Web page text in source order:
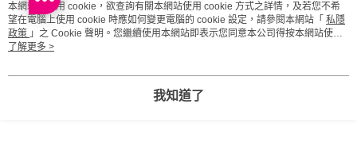
熱門標籤
熱銷排行
本網站中使用 cookie，欲查詢有關本網站使用 cookie 方式之詳情，及若您不希
望在電腦上使用 cookie 時應如何變更電腦的 cookie 設定，請參閱本網站「 私隱
政策 」之 Cookie 聲明。您繼續使用本網站即表示您同意本公司得按本網站使用
條款之 Cookie 聲明使用 cookie。
了解更多 >
我知道了